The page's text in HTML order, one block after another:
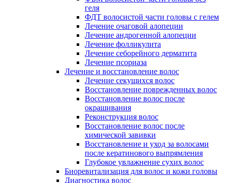
геля
ФДТ волосистой части головы с гелем
Лечение очаговой алопеции
Лечение андрогенной алопеции
Лечение фолликулита
Лечение себорейного дерматита
Лечение псориаза
Лечение и восстановление волос
Лечение секущихся волос
Восстановление поврежденных волос
Восстановление волос после
окрашивания
Реконструкция волос
Восстановление волос после
химической завивки
Восстановление и уход за волосами
после кератинового выпрямления
Глубокое увлажнение сухих волос
Биоревитализация для волос и кожи головы
Диагностика волос